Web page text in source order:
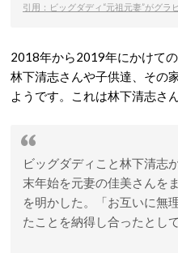
引用：ビッグダディ“元祖元妻”がグラ
2018年から2019年にかけて
林下清志さんや子供達、その
ようです。これは林下清志さ
ビッグダディこと林下清志
末年始を元妻の佳美さんを
を明かした。「お互いに無
たことを納得し合ったとして